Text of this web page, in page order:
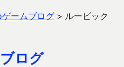
ームブログ> ルービック
ログ